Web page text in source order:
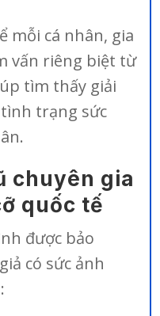
mỗi cá nhân, gia
vấn riêng biệt từ
tìm thấy giải
trạng sức
chuyên gia
quốc tế
được bảo
có sức ảnh